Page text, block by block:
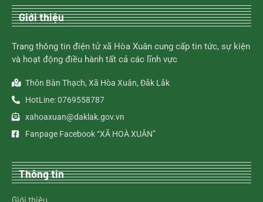
Giới thiệu
Trang thông tin điện tử xã Hòa Xuân cung cấp tin tức, sự kiện
và hoạt động điều hành tất cả các lĩnh vực
Thôn Bàn Thạch, Xã Hòa Xuân, Đắk Lắk
HotLine: 0769558787
xahoaxuan@daklak.gov.vn
Fanpage Facebook “XÃ HOÀ XUÂN”
Thông tin
Giới thiệu